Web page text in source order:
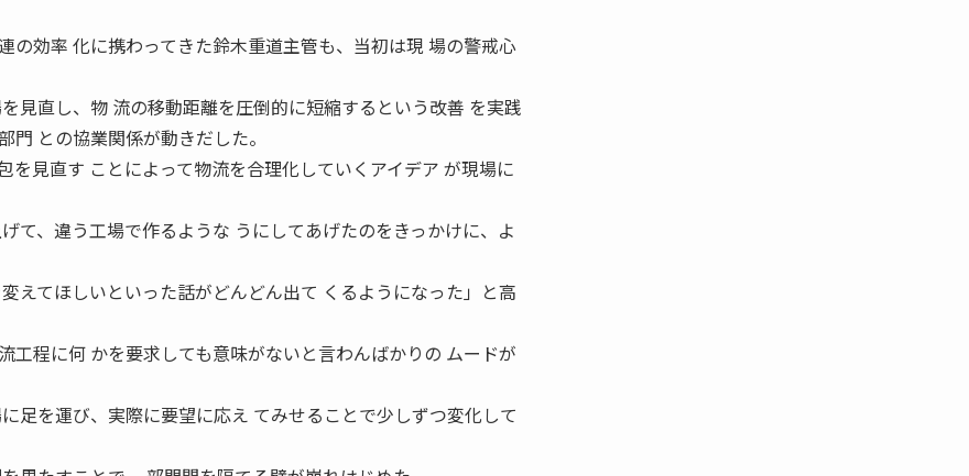
の効率 化に携わってきた鈴木重道主管も、当初は現 場の警戒心
見直し、物 流の移動距離を圧倒的に短縮するという改善 を実践
門 との協業関係が動きだした。
見直す ことによって物流を合理化していくアイデア が現場に
て、違う工場で作るような うにしてあげたのをきっかけに、よ
えてほしいといった話がどんどん出て くるようになった」と高
工程に何 かを要求しても意味がないと言わんばかりの ムードが
足を運び、実際に要望に応え てみせることで少しずつ変化して